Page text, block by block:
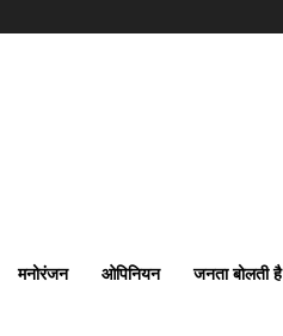
मनोरंजन ओपिनियन जनता बोलती है